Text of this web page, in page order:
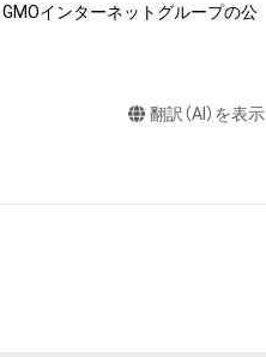
していたとしても、本アイテムに
ことを意味しません。
が、これに限定されません。）を
て、購入者、売却者、保有、その
インターネットグループの公
翻訳（AI）を表示